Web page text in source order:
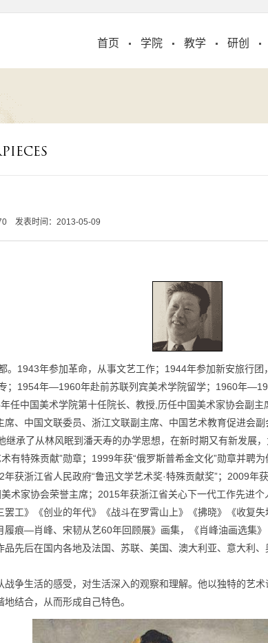
首页 学院 教学 研创
发表时间：2013-05-09
。1943年参加革命，从事文艺工作；1944年参加新安旅行
；1954年—1960年赴前苏联列宾美术学院留学；1960年
任中国美术学院第十任院长、教授,历任中国美术家协会副
、中国文联委员、浙江文联副主席、中国艺术教育促进会
继承了从林风眠到潘天寿的办学思想，在新时期又有新发展
有特殊贡献”勋章；1999年获“俄罗斯普希金文化”勋章并聘
年获浙江省人民政府“鲁迅文学艺术奖·特殊贡献奖”；2009
术家协会荣誉主席；2015年获浙江省关心下一代工作先进个
罢工》《创业的年代》《战斗在罗霄山上》《拂晓》《收复
履痕—肖峰、宋韧从艺60年回顾展》画集，《肖峰油画选集
品先后在国内各地及法国、苏联、美国、澳大利亚、意大利
战争生活的感受，对生活深入的观察和理解。他以独特的艺
结合，从而形成自己特色。